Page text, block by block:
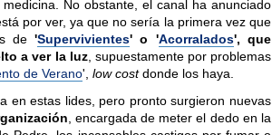
No obstante, el canal ha anunciado
por ver, ya que no sería la primera vez que
de'Supervivientes' o 'Acorralados', que
a ver la luz, supuestamente por problemas
de Verano', low costdonde los haya.
en estas lides, pero pronto surgieron nuevas
, encargada de meter el dedo en la